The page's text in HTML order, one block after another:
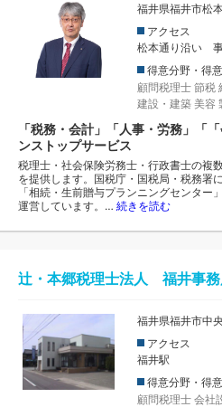
福井県福井市松
アクセス
松本通り沿い
得意分野・得
顧問税理士 節税
建設・建築 美容
「税務・会計」「人事・労務」「
ンストップサービス
税理士・社会保険労務士・行政書士の複
を提供します。国税庁・国税局・税務署
「相続・生前贈与プランニングセンター
運営しています。… 続きを読む
辻・本郷税理士法人 福井事
福井県福井市中
アクセス
福井駅
得意分野・得
顧問税理士 会社